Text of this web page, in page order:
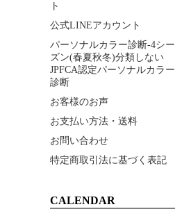
ト
公式LINEアカウント
パーソナルカラー診断-4シー
ズン(春夏秋冬)分類しない
JPFCA認定パーソナルカラー
診断
お客様のお声
お支払い方法・送料
お問い合わせ
特定商取引法に基づく表記
CALENDAR